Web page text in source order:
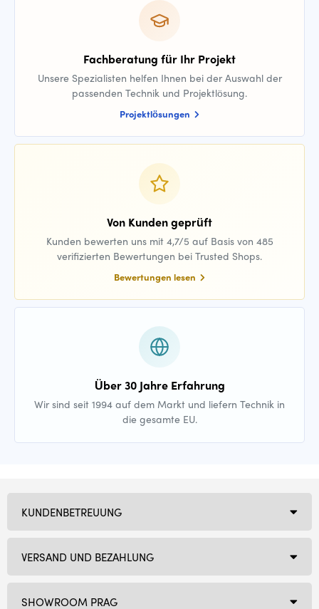
Fachberatung für Ihr Projekt
Unsere Spezialisten helfen Ihnen bei der Auswahl der
passenden Technik und Projektlösung.
Projektlösungen
Von Kunden geprüft
Kunden bewerten uns mit 4,7/5 auf Basis von 485
verifizierten Bewertungen bei Trusted Shops.
Bewertungen lesen
Über 30 Jahre Erfahrung
Wir sind seit 1994 auf dem Markt und liefern Technik in
die gesamte EU.
SHOWROOM PRAG
KUNDENBETREUUNG
VERSAND UND BEZAHLUNG